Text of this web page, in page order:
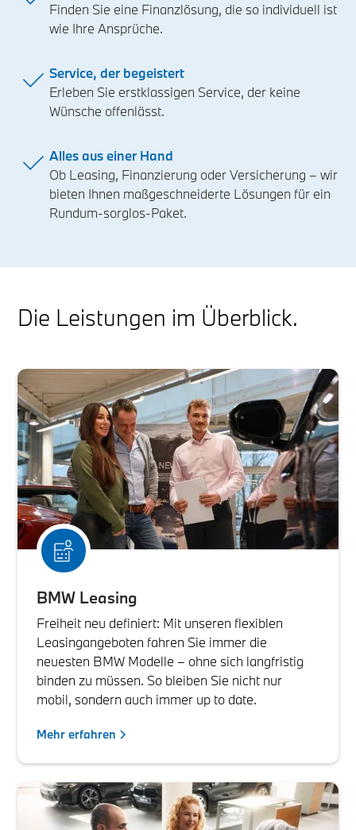
Finden Sie eine Finanzlösung, die so individuell ist
wie Ihre Ansprüche.
Service, der begeistert
Erleben Sie erstklassigen Service, der keine
Wünsche offenlässt.
Alles aus einer Hand
Ob Leasing, Finanzierung oder Versicherung – wir
bieten Ihnen maßgeschneiderte Lösungen für ein
Rundum-sorglos-Paket.
Die Leistungen im Überblick.
BMW Leasing
Freiheit neu definiert: Mit unseren flexiblen
Leasingangeboten fahren Sie immer die
neuesten BMW Modelle – ohne sich langfristig
binden zu müssen. So bleiben Sie nicht nur
mobil, sondern auch immer up to date.
Mehr erfahren